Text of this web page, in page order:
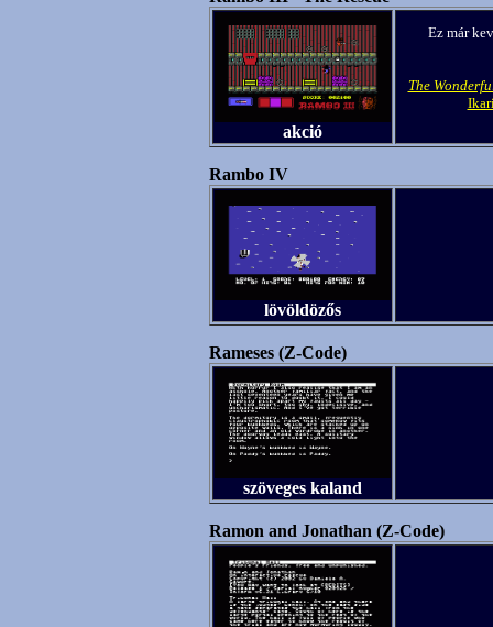
akció
Ez már
The
Rambo IV
lövöldözős
Rameses (Z-Code)
szöveges kaland
Ramon and Jonathan (Z-Code)